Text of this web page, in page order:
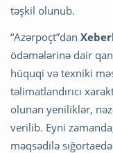
təşkil olunub.
“Azərpoçt”dan
ödəmələrinə dair
hüquqi və texniki
təlimatlandırıcı
olunan yeniliklər,
verilib. Eyni
məqsədilə